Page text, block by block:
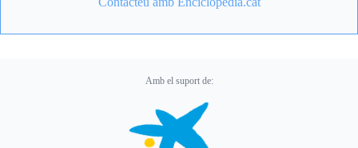
Amb el suport de: